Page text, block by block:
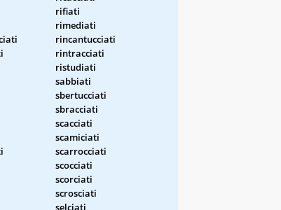
rifiati
rimediati
rincantucciati
rintracciati
ristudiati
sabbiati
sbertucciati
sbracciati
scacciati
scamiciati
scarrocciati
scocciati
scorciati
scrosciati
selciati